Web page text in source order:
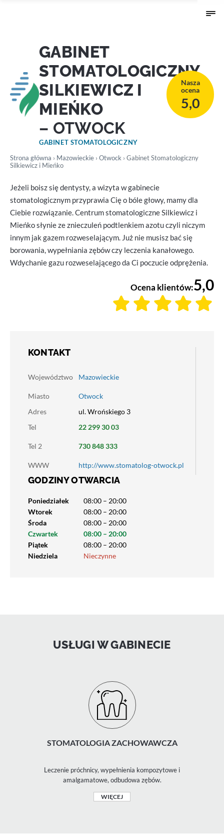
GABINET
STOMATOLOGICZNY
SILKIEWICZ I
MIEŃKO
– OTWOCK
GABINET STOMATOLOGICZNY
Nasza
ocena
5,0
Strona główna › Mazowieckie › Otwock › Gabinet Stomatologiczny
Silkiewicz i Mieńko
Jeżeli boisz się dentysty, a wizyta w gabinecie
stomatologicznym przyprawia Cię o bóle głowy, mamy dla
Ciebie rozwiązanie. Centrum stomatologiczne Silkiewicz i
Mieńko słynie ze znieczuleń podtlenkiem azotu czyli niczym
innym jak gazem rozweselającym. Już nie musisz bać się
borowania, wypełniania zębów czy leczenia kanałowego.
Wdychanie gazu rozweselającego da Ci poczucie odprężenia.
Ocena klientów:5,0
KONTAKT
Województwo Mazowieckie
Miasto
Otwock
Adres
ul. Wrońskiego 3
Tel
22 299 30 03
Tel 2 730 848 333
WWW http://www.stomatolog-otwock.pl
GODZINY OTWARCIA
Poniedziałek
08:00 – 20:00
Wtorek
08:00 – 20:00
Środa
08:00 – 20:00
Czwartek
08:00 – 20:00
Piątek
08:00 – 20:00
Niedziela
Nieczynne
USŁUGI W GABINECIE
STOMATOLOGIA ZACHOWAWCZA
Leczenie próchnicy, wypełnienia kompozytowe i
amalgamatowe, odbudowa zębów.
WIĘCEJ